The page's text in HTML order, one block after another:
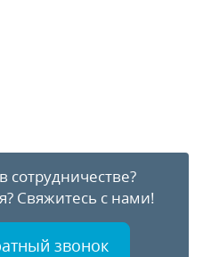
сотрудничестве?
Свяжитесь с нами!
звонок